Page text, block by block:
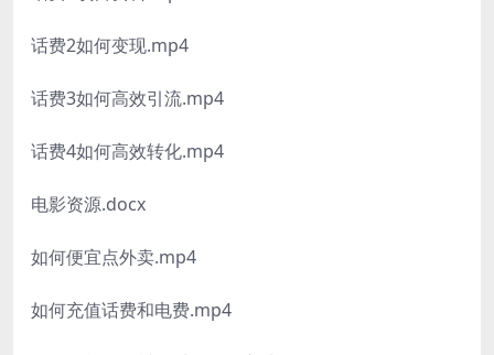
话费2如何变现.mp4
话费3如何高效引流.mp4
话费4如何高效转化.mp4
电影资源.docx
如何便宜点外卖.mp4
如何充值话费和电费.mp4